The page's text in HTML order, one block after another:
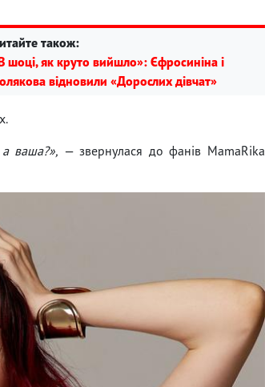
також:
шоці, як круто вийшло»: Єфросиніна і
відновили «Дорослих дівчат»
ваша?», — звернулася до фанів MamaRika